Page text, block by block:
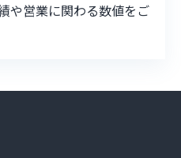
や営業に関わる数値をご